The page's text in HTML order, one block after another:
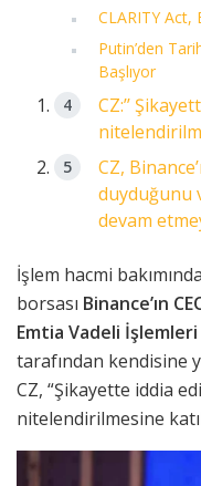
CLARITY Act,
Putin’den
Başlıyor
CZ:’’
CZ,
duyduğunu
devam
İşlem hacmi
borsası Binance’ın
Emtia Vadeli
tarafından kendisine
CZ, “Şikayette iddia
nitelendirilmesine